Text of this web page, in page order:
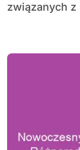
związanych z